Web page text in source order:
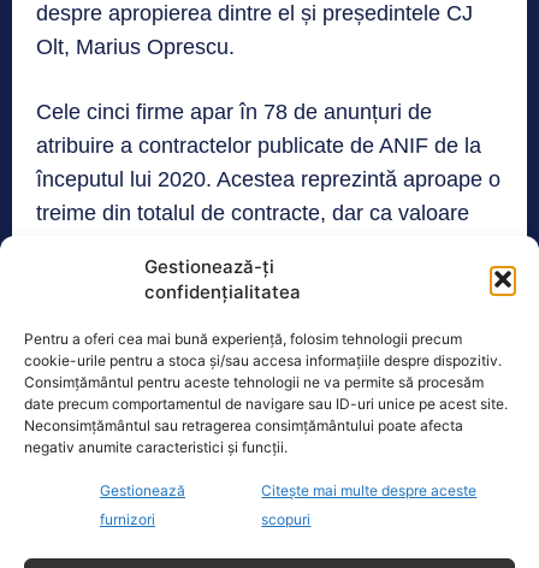
Gestionează-ți
confidențialitatea
Pentru a oferi cea mai bună experiență, folosim tehnologii precum
cookie-urile pentru a stoca și/sau accesa informațiile despre dispozitiv.
Consimțământul pentru aceste tehnologii ne va permite să procesăm
date precum comportamentul de navigare sau ID-uri unice pe acest site.
Neconsimțământul sau retragerea consimțământului poate afecta
negativ anumite caracteristici și funcții.
Gestionează
furnizori
Citește mai multe despre aceste
scopuri
despre apropierea dintre el și președintele CJ
Olt, Marius Oprescu.
Cele cinci firme apar în 78 de anunțuri de
atribuire a contractelor publicate de ANIF de la
începutul lui 2020. Acestea reprezintă aproape o
treime din totalul de contracte, dar ca valoare
Valoarea totală a anunțurilor de participare în
este de 755 de milioane de lei, 53% din totalul
sumelor contractate de ANIF din 2020 și până în
prezent.
Din 2014 în 2020 Agenția Națională de
Îmbunătățiri Funciare a fost condusă de actualul